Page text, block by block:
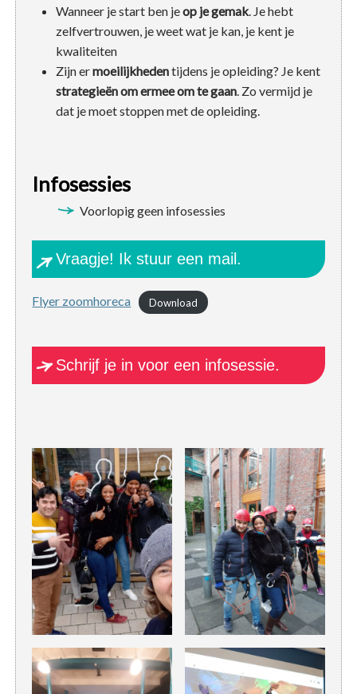
Wanneer je start ben jeop je gemak. Je hebt
zelfvertrouwen, je weet wat je kan, je kent je
kwaliteiten
Zijn ermoeilijkhedentijdens je opleiding? Je kent
strategieën om ermee om te gaan. Zo vermijd je
dat je moet stoppen met de opleiding.
Infosessies
Voorlopig geen infosessies
Vraagje! Ik stuur een mail.
Flyer zoomhoreca Download
Schrijf je in voor een infosessie.